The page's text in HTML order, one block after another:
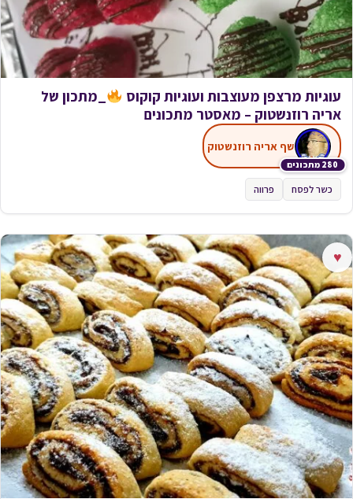
עוגיות מרצפן מעוצבות ועוגיות קוקוס
_מתכון של
אריה רוזנשטוק – מאסטר מתכונים
280 מתכונים
שף אריה רוזנשטוק
כשר לפסח פרווה
♥